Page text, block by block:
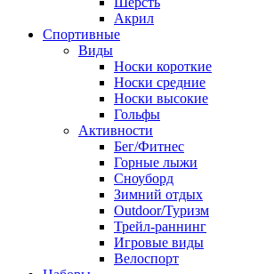
Акрил
Спортивные
Виды
Носки короткие
Носки средние
Носки высокие
Гольфы
Активности
Бег/Фитнес
Горные лыжи
Сноуборд
Зимний отдых
Outdoor/Туризм
Трейл-раннинг
Игровые виды
Велоспорт